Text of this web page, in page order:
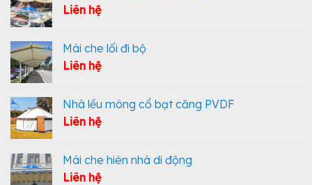
Liên hệ
Mái che lối đi bộ
Liên hệ
Nhà lều mông cổ bạt căng PVDF
Liên hệ
Mái che hiên nhà di động
Liên hệ